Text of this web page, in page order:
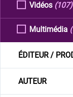
Vidéos (107)
Multimédia
ÉDITEUR /
AUTEUR